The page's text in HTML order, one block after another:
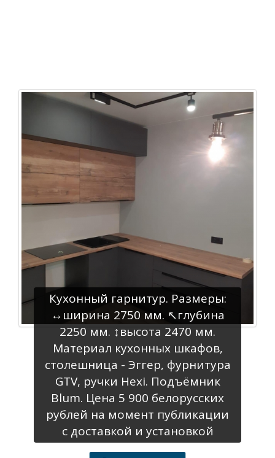
Кухонный гарнитур. Размеры:
↔️ширина 2750 мм. ↖️глубина
2250 мм. ↕️высота 2470 мм.
Материал кухонных шкафов,
столешница - Эггер, фурнитура
GTV, ручки Нехi. Подъёмник
Вlum. Цена 5 900 белорусских
рублей на момент публикации
с доставкой и установкой